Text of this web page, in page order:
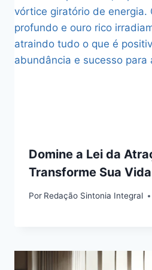
Domine a Lei da
Transforme Sua Vida
Por Redação Sintonia Integral